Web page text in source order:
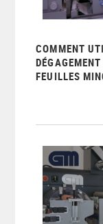
COMMENT
FEUILLES